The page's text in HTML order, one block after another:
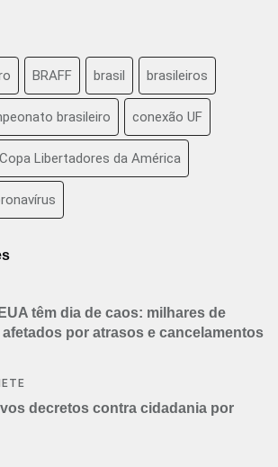
BRAFF brasil brasileiros
brasileiro conexão UF
Copa Libertadores da América
têm dia de caos: milhares de
por atrasos e cancelamentos
decretos contra cidadania por